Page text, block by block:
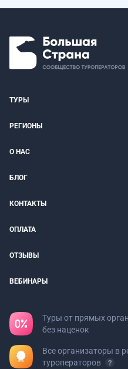
ТУРЫ
РЕГИОНЫ
О НАС
БЛОГ
КОНТАКТЫ
ОПЛАТА
ОТЗЫВЫ
ВЕБИНАРЫ
Туры от прямых
без наценок
Все организаторы в
туроператоров